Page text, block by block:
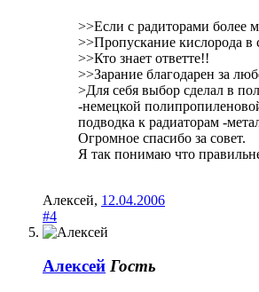
>>Если с радиторами более
>>Пропускание кислорода в
>>Кто знает ответте!!
>>Зарание благодарен за
>Для себя выбор сделал в
-немецкой
подводка к радиаторам -
Огромное спасибо за совет.
Я так понимаю что
Алексей, 12.04.2006
#4
Алексей Гость